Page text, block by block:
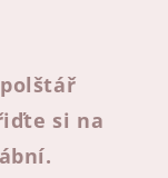
si na